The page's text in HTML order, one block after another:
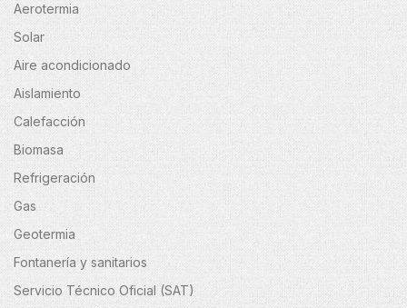
Aerotermia
Solar
Aire acondicionado
Aislamiento
Calefacción
Biomasa
Refrigeración
Gas
Geotermia
Fontanería y sanitarios
Servicio Técnico Oficial (SAT)